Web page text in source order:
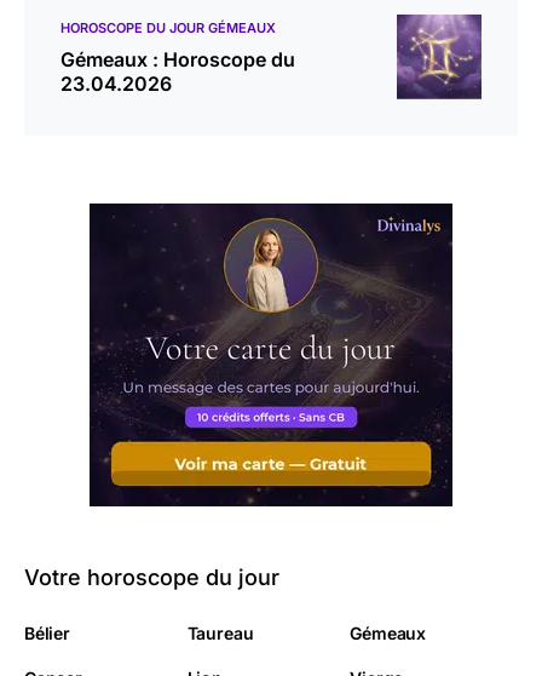
HOROSCOPE DU JOUR GÉMEAUX
Gémeaux : Horoscope du
23.04.2026
Votre horoscope du jour
Bélier Taureau Gémeaux